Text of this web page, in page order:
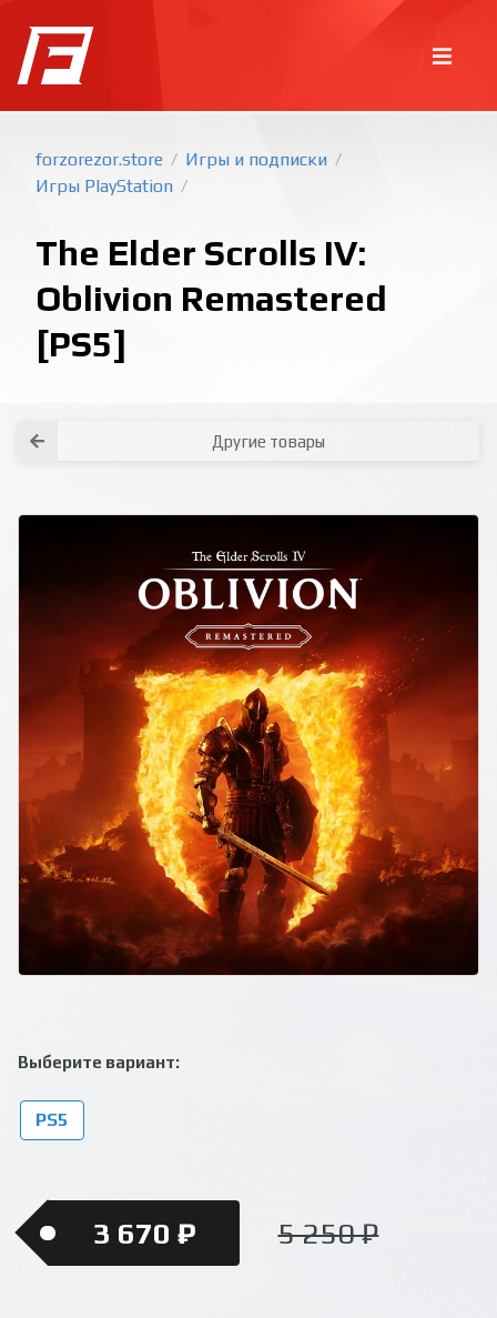
forzorezor.store / Игры и подписки /
Игры PlayStation /
The Elder Scrolls IV:
Oblivion Remastered
[PS5]
Другие товары
Выберите вариант:
PS5
3 670 ₽ 5 250 ₽